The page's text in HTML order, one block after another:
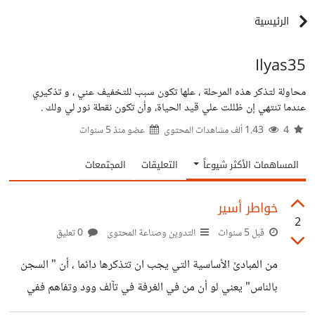
الرئيسية
Ilyas35
محاولة لتذكر هذه المرحلة ، علها تكون سبب للتخفيف عني ، و تذكيري
عندما تنتهي إن ظللت علي قيد الحياة، وأن تكون نقطة نور لي ولك .
عضو منذ5 سنوات
المساهمات الأكثر شيوعاً التعليقات المجتمعات
2
خواطر أسير
قبل 5 سنوات التدوين وصناعة المحتوى
من المبادئ الأساسية التي يجب ان تتذكرها دائما ، أن " السجن
بالناس" يعني لو أن من في الغرفة في تآلف وود وتفاهم ففي
أصعب الظروف المعيشية ستكون في راحة وطمأنينة لأنك تعلم